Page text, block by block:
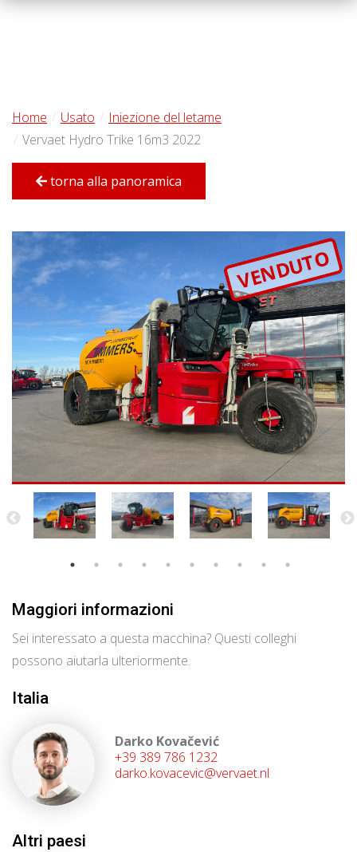
Home Usato
Iniezione del letame
Vervaet Hydro Trike 16m3 2022
torna alla panoramica
VENDUTO
Maggiori informazioni
Sei interessato a questa macchina? Questi colleghi
possono aiutarla ulteriormente.
Italia
Darko Kovačević
+39 389 786 1232
darko.kovacevic@vervaet.nl
Altri paesi